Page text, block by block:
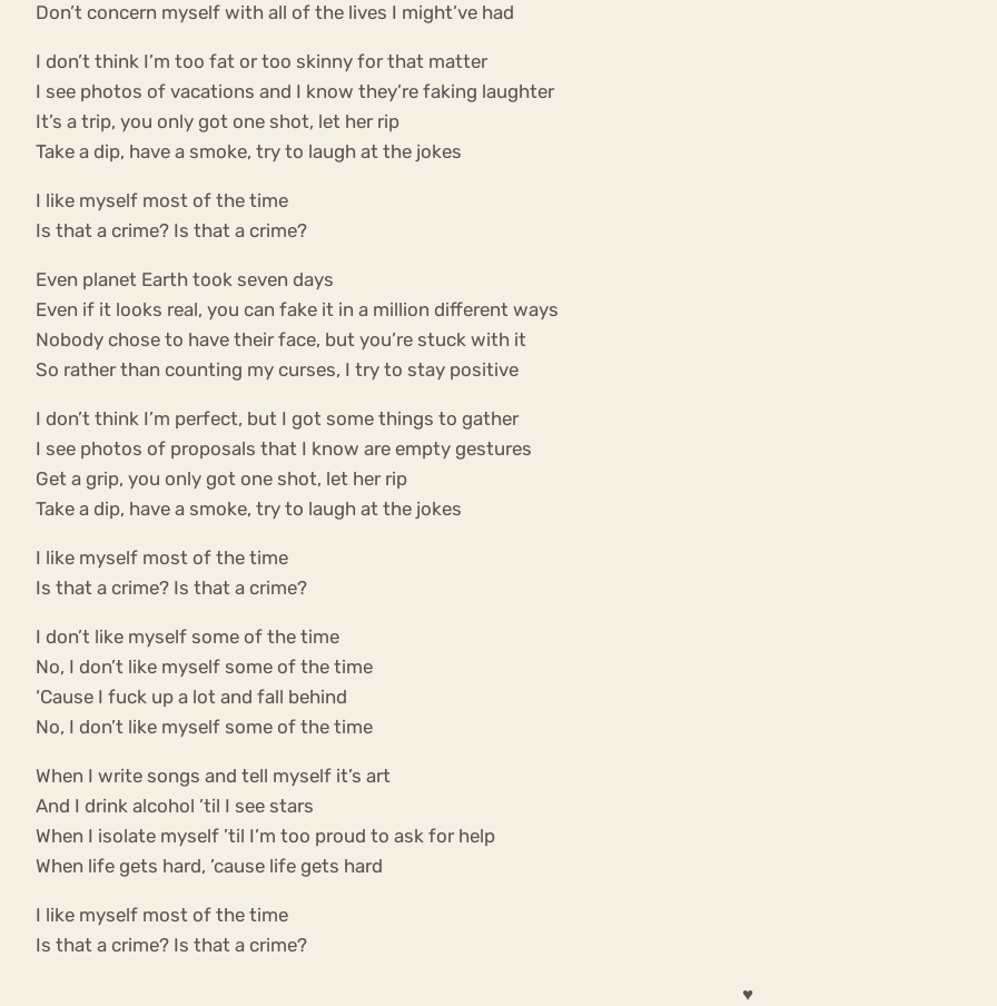
Don’t concern myself with all of the lives I might’ve had
I don’t think I’m too fat or too skinny for that matter
I see photos of vacations and I know they’re faking laughter
It’s a trip, you only got one shot, let her rip
Take a dip, have a smoke, try to laugh at the jokes
I like myself most of the time
Is that a crime? Is that a crime?
Even planet Earth took seven days
Even if it looks real, you can fake it in a million different ways
Nobody chose to have their face, but you’re stuck with it
So rather than counting my curses, I try to stay positive
I don’t think I’m perfect, but I got some things to gather
I see photos of proposals that I know are empty gestures
Get a grip, you only got one shot, let her rip
Take a dip, have a smoke, try to laugh at the jokes
I like myself most of the time
Is that a crime? Is that a crime?
I don’t like myself some of the time
No, I don’t like myself some of the time
‘Cause I fuck up a lot and fall behind
No, I don’t like myself some of the time
When I write songs and tell myself it’s art
And I drink alcohol ’til I see stars
When I isolate myself ’til I’m too proud to ask for help
When life gets hard, ’cause life gets hard
I like myself most of the time
Is that a crime? Is that a crime?
♥